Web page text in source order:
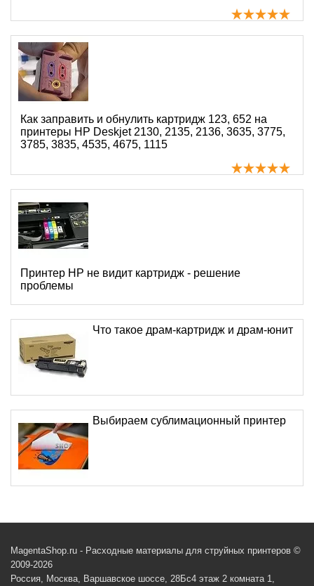
Как заправить и обнулить картридж 123, 652 на
принтеры HP Deskjet 2130, 2135, 2136, 3635, 3775,
3785, 3835, 4535, 4675, 1115
Принтер HP не видит картридж - решение
проблемы
Что такое драм-картридж и драм-юнит
Выбираем сублимационный принтер
MagentaShop.ru - Расходные материалы для струйных принтеров ©
2009-2026
Россия, Москва, Варшавское шоссе, 28Бс4 этаж 2 комната 1,